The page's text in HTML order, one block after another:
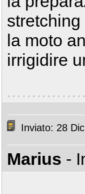
la moto
irrigidire
Inviato: 28
Marius -